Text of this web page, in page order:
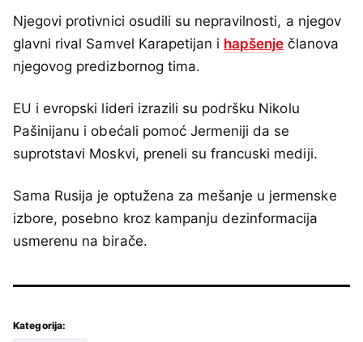
Njegovi protivnici osudili su nepravilnosti, a njegov
glavni rival Samvel Karapetijan i hapšenje članova
njegovog predizbornog tima.
EU i evropski lideri izrazili su podršku Nikolu
Pašinijanu i obećali pomoć Jermeniji da se
suprotstavi Moskvi, preneli su francuski mediji.
Sama Rusija je optužena za mešanje u jermenske
izbore, posebno kroz kampanju dezinformacija
usmerenu na birače.
Kategorija: